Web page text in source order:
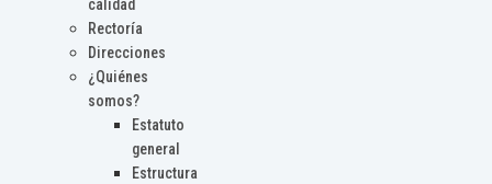
calidad
Rectoría
Direcciones
¿Quiénes
somos?
Estatuto
general
Estructura